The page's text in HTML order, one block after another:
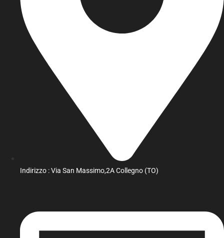
Indirizzo : Via San Massimo,2A Collegno (TO)